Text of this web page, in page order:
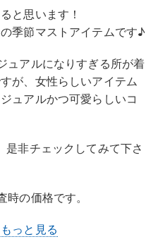
と思います！
季節マストアイテムです♪
ュアルになりすぎる所が着
が、女性らしいアイテム
ュアルかつ可愛らしいコ
是非チェックしてみて下さ
の価格です。
っと見る